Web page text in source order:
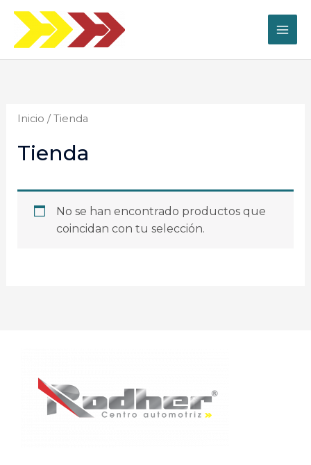
contenido
Inicio / Tienda
Tienda
No se han encontrado productos que
coincidan con tu selección.